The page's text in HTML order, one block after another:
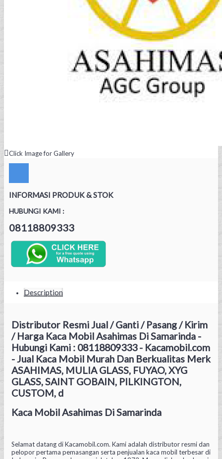
Click Image for Gallery
INFORMASI PRODUK & STOK
HUBUNGI KAMI :
08118809333
Description
Distributor Resmi Jual / Ganti / Pasang / Kirim
/ Harga Kaca Mobil Asahimas Di Samarinda -
Hubungi Kami : 08118809333 - Kacamobil.com
- Jual Kaca Mobil Murah Dan Berkualitas Merk
ASAHIMAS, MULIA GLASS, FUYAO, XYG
GLASS, SAINT GOBAIN, PILKINGTON,
CUSTOM, d
Kaca Mobil Asahimas Di Samarinda
Selamat datang di Kacamobil.com. Kami adalah distributor resmi dan
pelopor pertama pemasangan serta penjualan kaca mobil terbesar di